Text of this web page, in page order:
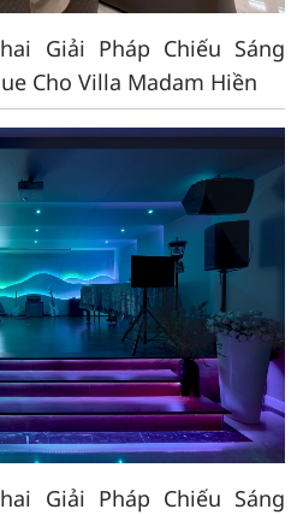
Giải Pháp Chiếu Sáng
Cho Villa Madam Hiền
Giải Pháp Chiếu Sáng